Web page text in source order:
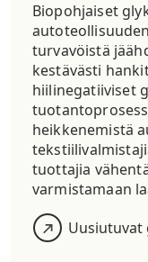
Biopohjaiset
turvavöistä
kestävästi
hiilinegatiiviset
heikkenemistä
tuottajia
varmistamaan
Uusiutuvat